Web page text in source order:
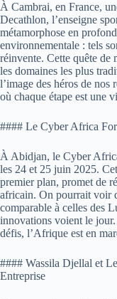
À Cambrai, en France,
Decathlon, l’enseigne
métamorphose en
environnementale : tels
réinvente. Cette quête de
les domaines les plus
l’image des héros de nos
où chaque étape est une
#### Le Cyber Africa
À Abidjan, le Cyber
les 24 et 25 juin 2025.
premier plan, promet de
africain. On pourrait voir
comparable à celles des
innovations voient le
défis, l’Afrique est en
#### Wassila Djellal et
Entreprise